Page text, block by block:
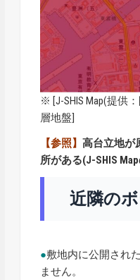
※ [J-SHIS Map(提供
層地盤]
【参照】高台立地が
所がある(J-SHIS
近隣の
●敷地内に公開され
ません。